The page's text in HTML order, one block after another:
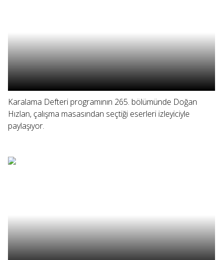
Karalama Defteri programının 265. bölümünde Doğan
Hızlan, çalışma masasından seçtiği eserleri izleyiciyle
paylaşıyor.